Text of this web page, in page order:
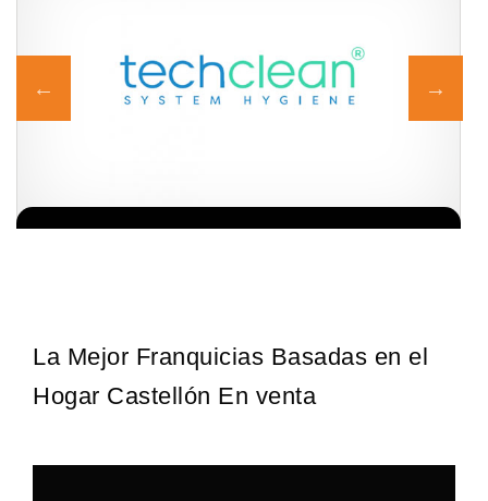
La Mejor Franquicias Basadas en el
Hogar Castellón En venta